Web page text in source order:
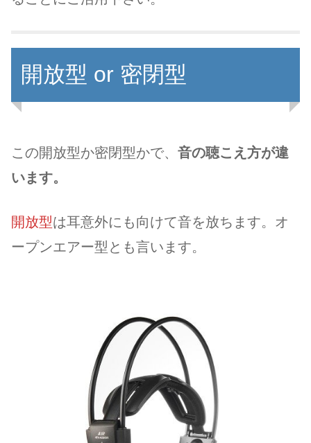
開放型 or 密閉型
この開放型か密閉型かで、 音の聴こえ方が違
います。
開放型は耳意外にも向けて音を放ちます。オ
ープンエアー型とも言います。